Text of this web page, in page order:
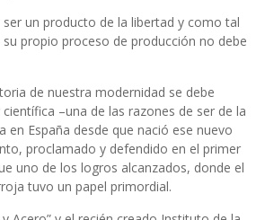
un producto de la libertad y como tal
propio proceso de producción no debe
de nuestra modernidad se debe
–una de las razones de ser de la
en España desde que nació ese nuevo
proclamado y defendido en el primer
uno de los logros alcanzados, donde el
tuvo un papel primordial.